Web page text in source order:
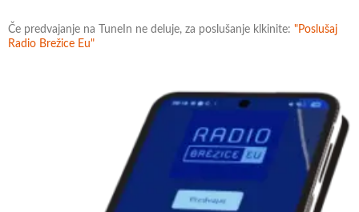
Če predvajanje na TuneIn ne deluje, za poslušanje klkinite: "Poslušaj
Radio Brežice Eu"